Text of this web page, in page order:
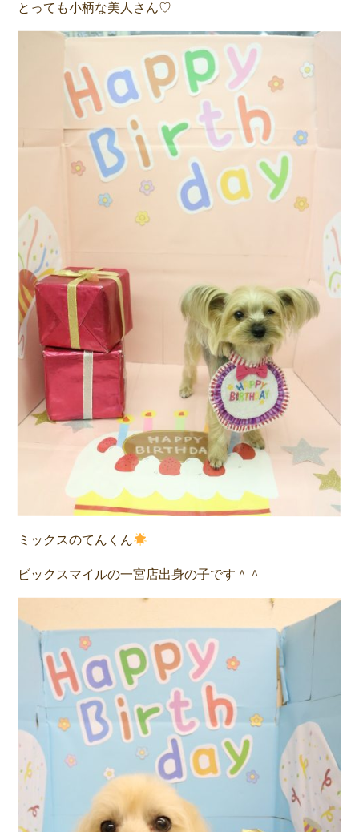
とっても小柄な美人さん♡
ミックスのてんくん
ビックスマイルの一宮店出身の子です＾＾